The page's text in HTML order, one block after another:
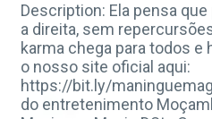
Description: Ela pensa
a direita, sem
karma chega para todos e
o nosso site oficial aqui:
https://bit.ly/
do entretenimento